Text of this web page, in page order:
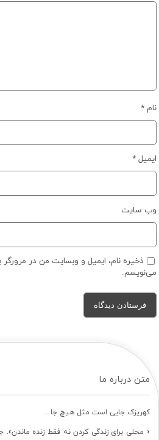
نام*
ایمیل*
وب‌ سایت
ذخیره نام، ایمیل و وبسایت من در مرورگر
می‌نویسم.
متن درباره ما
کهریزک جایی است مثل هیچ جا…
« محلی برای زندگی کردن نه فقط زنده ماندن».